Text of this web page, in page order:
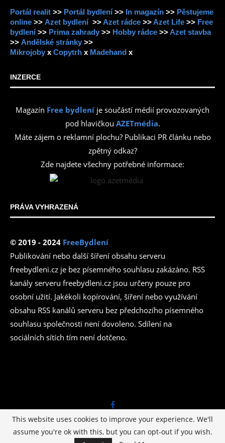
Portál realit >> Portál bydlení>> In magazín >> Pěstujeme
online >> Azet bydlení >>Azet rádce >>Azet Life >> Free
bydlení>> Prima zahrady >> Hobby rádce >>Azet stavba
>> Andělské stránky >>
Mikrojoby x Copytrh x Madehand x
INZERCE
Magazín Free bydlení je součástí médií provozovaných
pod hlavičkou AZETmédia.
Máte zájem o reklamní plochu? Publikaci PR článku nebo
zpětný odkaz?
Zde najdete všechny potřebné informace:
PRÁVA VYHRAZENÁ
© 2019 - 2024 FreeBydlení
Publikování nebo další šíření obsahu serveru
freebydleni.cz je bez písemného souhlasu zakázáno. RSS
kanály serveru freebydleni.cz jsou určeny pouze pro
osobní užití. Jakékoli kopírování, šíření nebo využívání
obsahu RSS kanálů serveru bez předchozího písemného
souhlasu společnosti není dovoleno. Sdílení na
sociálních sítích tím není dotčeno.
© Copyright -Azetmédia.cz I Design by
This website uses cookies to improve your experience. We'll
assume you're ok with this, but you can opt-out if you wish.